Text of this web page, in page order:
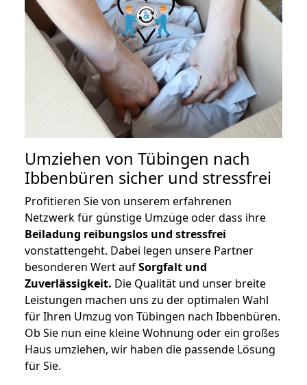
Umziehen von Tübingen nach
Ibbenbüren sicher und stressfrei
Profitieren Sie von unserem erfahrenen
Netzwerk für günstige Umzüge oder dass ihre
Beiladung reibungslos und stressfrei
vonstattengeht. Dabei legen unsere Partner
besonderen Wert aufSorgfalt und
Zuverlässigkeit. Die Qualität und unser breite
Leistungen machen uns zu der optimalen Wahl
für Ihren Umzug von Tübingen nach Ibbenbüren.
Ob Sie nun eine kleine Wohnung oder ein großes
Haus umziehen, wir haben die passende Lösung
für Sie.